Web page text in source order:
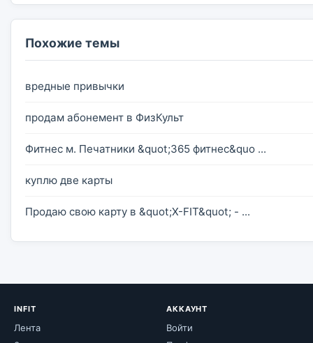
Похожие темы
вредные привычки
продам абонемент в ФизКульт
Фитнес м. Печатники &quot;365 фитнес&quo ...
куплю две карты
Продаю свою карту в &quot;X-FIT&quot; - ...
INFIT
Лента
АККАУНТ
Войти